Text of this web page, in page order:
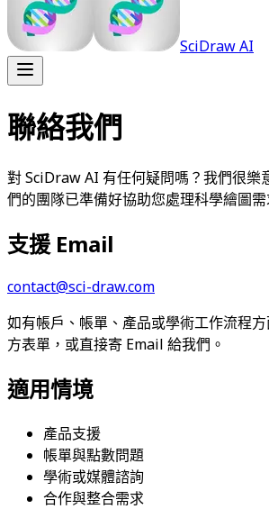
SciDraw AI
聯絡我們
對 SciDraw AI 有任何疑問嗎？我們很樂
們的團隊已準備好協助您處理科學繪圖需
支援 Email
contact@sci-draw.com
如有帳戶、帳單、產品或學術工作流程
方表單，或直接寄 Email 給我們。
適用情境
產品支援
帳單與點數問題
學術或媒體諮詢
合作與整合需求